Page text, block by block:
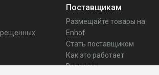
Поставщикам
Размещайте товары на
Enhof
Стать поставщиком
Как это работает
Вопросы